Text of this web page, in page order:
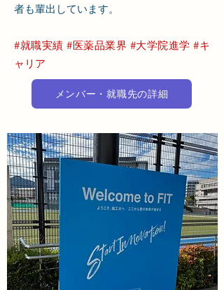
者も輩出しています。
#就職実績 #医薬品業界 #大学院進学 #キ
ャリア
メンバー・就職先の詳細